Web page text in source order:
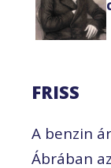
FRISS
A benzin
Ábrában